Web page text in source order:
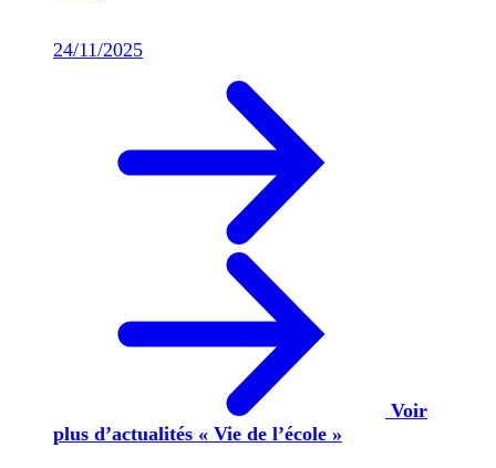
24/11/2025
Voir
plus d’actualités « Vie de l’école »